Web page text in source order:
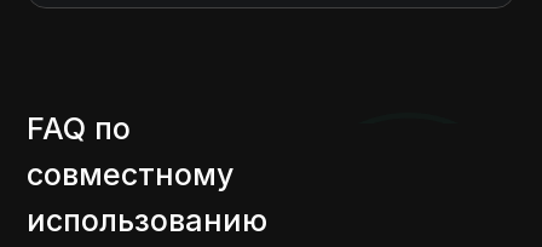
FAQ по
совместному
использованию